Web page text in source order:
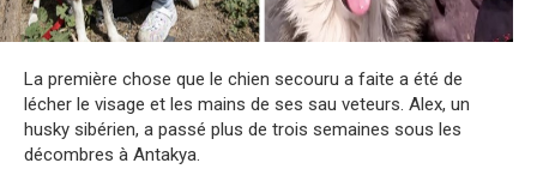
La première chose que le chien secouru a faite a été de
lécher le visage et les mains de ses sau veteurs. Alex, un
husky sibérien, a passé plus de trois semaines sous les
décombres à Antakya.